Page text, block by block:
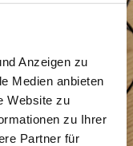
Anzeigen zu
Medien anbieten
Website zu
zu Ihrer
Partner für